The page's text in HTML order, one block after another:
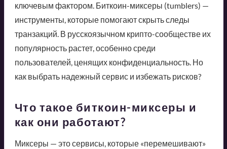
ключевым фактором. Биткоин-миксеры (tumblers) —
инструменты, которые помогают скрыть следы
транзакций. В русскоязычном крипто-сообществе их
популярность растет, особенно среди
пользователей, ценящих конфиденциальность. Но
как выбрать надежный сервис и избежать рисков?
Что такое биткоин-миксеры и
как они работают?
Миксеры — это сервисы, которые «перемешивают»